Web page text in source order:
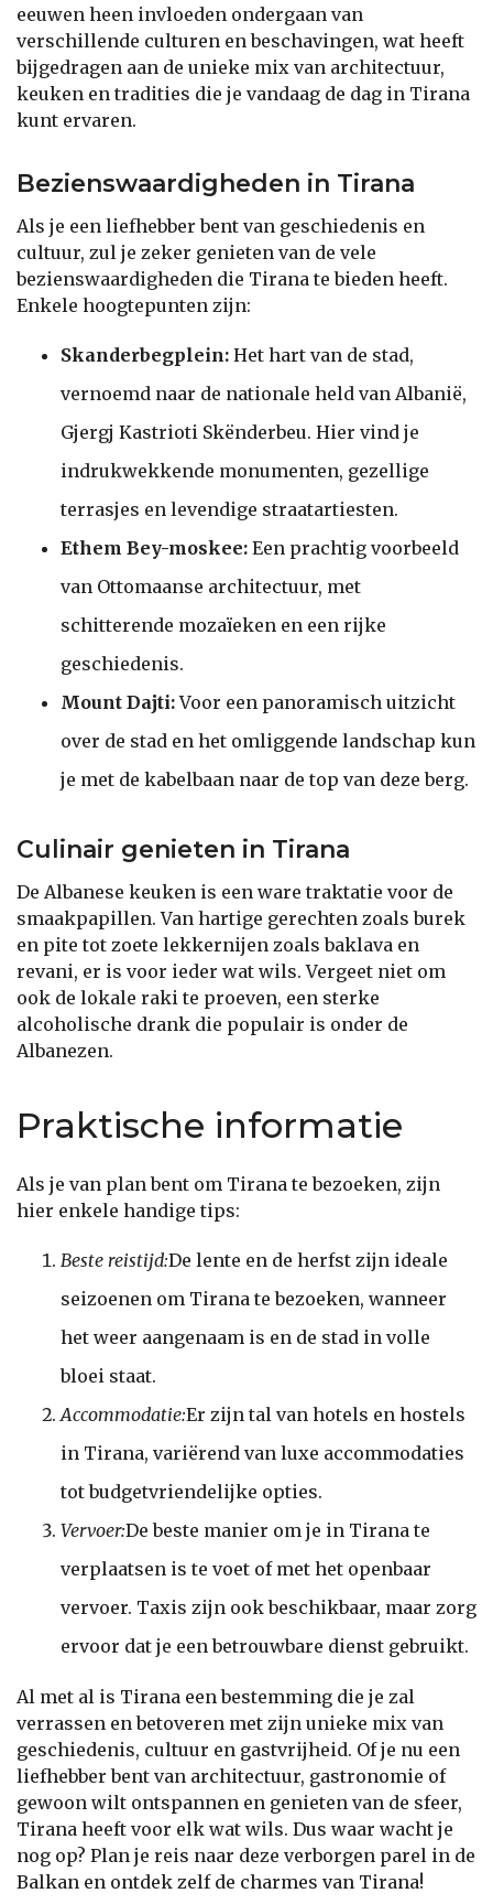
eeuwen heen invloeden ondergaan van
verschillende culturen en beschavingen, wat heeft
bijgedragen aan de unieke mix van architectuur,
keuken en tradities die je vandaag de dag in Tirana
kunt ervaren.
Bezienswaardigheden in Tirana
Als je een liefhebber bent van geschiedenis en
cultuur, zul je zeker genieten van de vele
bezienswaardigheden die Tirana te bieden heeft.
Enkele hoogtepunten zijn:
Skanderbegplein: Het hart van de stad,
vernoemd naar de nationale held van Albanië,
Gjergj Kastrioti Skënderbeu. Hier vind je
indrukwekkende monumenten, gezellige
terrasjes en levendige straatartiesten.
Ethem Bey-moskee: Een prachtig voorbeeld
van Ottomaanse architectuur, met
schitterende mozaïeken en een rijke
geschiedenis.
Mount Dajti:Voor een panoramisch uitzicht
over de stad en het omliggende landschap kun
je met de kabelbaan naar de top van deze berg.
Culinair genieten in Tirana
De Albanese keuken is een ware traktatie voor de
smaakpapillen. Van hartige gerechten zoals burek
en pite tot zoete lekkernijen zoals baklava en
revani, er is voor ieder wat wils. Vergeet niet om
ook de lokale raki te proeven, een sterke
alcoholische drank die populair is onder de
Albanezen.
Praktische informatie
Als je van plan bent om Tirana te bezoeken, zijn
hier enkele handige tips:
Beste reistijd:De lente en de herfst zijn ideale
seizoenen om Tirana te bezoeken, wanneer
het weer aangenaam is en de stad in volle
bloei staat.
Accommodatie:Er zijn tal van hotels en hostels
in Tirana, variërend van luxe accommodaties
tot budgetvriendelijke opties.
Vervoer:De beste manier om je in Tirana te
verplaatsen is te voet of met het openbaar
vervoer. Taxis zijn ook beschikbaar, maar zorg
ervoor dat je een betrouwbare dienst gebruikt.
Al met al is Tirana een bestemming die je zal
verrassen en betoveren met zijn unieke mix van
geschiedenis, cultuur en gastvrijheid. Of je nu een
liefhebber bent van architectuur, gastronomie of
gewoon wilt ontspannen en genieten van de sfeer,
Tirana heeft voor elk wat wils. Dus waar wacht je
nog op? Plan je reis naar deze verborgen parel in de
Balkan en ontdek zelf de charmes van Tirana!